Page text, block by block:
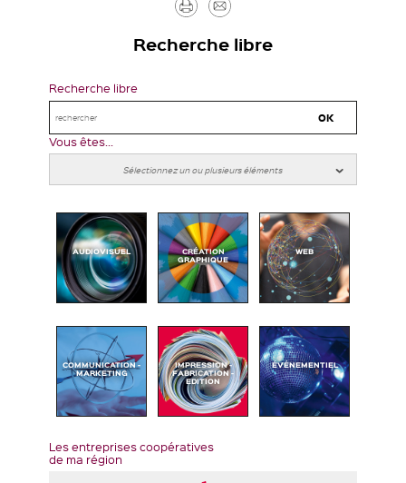
Imprimer
Recherche libre
Recherche libre
Vous êtes...
AUDIOVISUEL CRÉATION
GRAPHIQUE
WEB
COMMUNICATION -
MARKETING
IMPRESSION -
FABRICATION -
EDITION
ÉVÉNEMENTIEL
Les entreprises coopératives
de ma région